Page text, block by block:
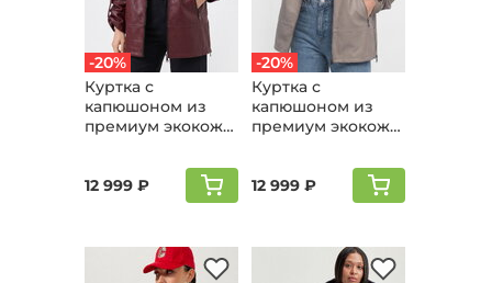
-20%
Куртка с
капюшоном из
премиум экокожи,
12 999 ₽
-20%
Куртка с
капюшоном из
премиум экокожи,
12 999 ₽